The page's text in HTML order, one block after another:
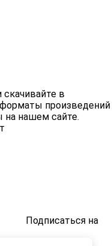
скачивайте в
произведений
на нашем сайте.
Подписаться на